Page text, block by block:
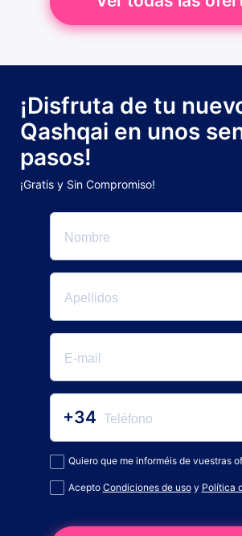
¡Disfruta de tu
Qashqai en unos
pasos!
¡Gratis y Sin Compromiso!
+34
Quiero que me informéis de vuestras
Acepto Condiciones de usoy Política